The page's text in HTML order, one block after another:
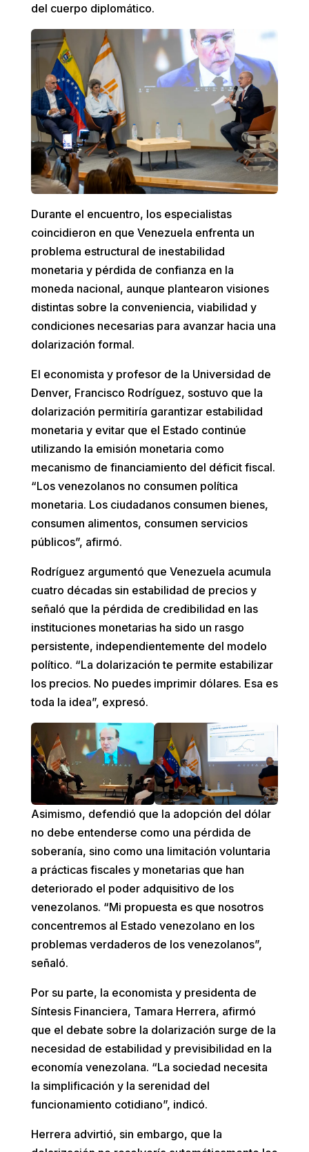
del cuerpo diplomático.
Durante el encuentro, los especialistas
coincidieron en que Venezuela enfrenta un
problema estructural de inestabilidad
monetaria y pérdida de confianza en la
moneda nacional, aunque plantearon visiones
distintas sobre la conveniencia, viabilidad y
condiciones necesarias para avanzar hacia una
dolarización formal.
El economista y profesor de la Universidad de
Denver, Francisco Rodríguez, sostuvo que la
dolarización permitiría garantizar estabilidad
monetaria y evitar que el Estado continúe
utilizando la emisión monetaria como
mecanismo de financiamiento del déficit fiscal.
“Los venezolanos no consumen política
monetaria. Los ciudadanos consumen bienes,
consumen alimentos, consumen servicios
públicos”, afirmó.
Rodríguez argumentó que Venezuela acumula
cuatro décadas sin estabilidad de precios y
señaló que la pérdida de credibilidad en las
instituciones monetarias ha sido un rasgo
persistente, independientemente del modelo
político. “La dolarización te permite estabilizar
los precios. No puedes imprimir dólares. Esa es
toda la idea”, expresó.
Asimismo, defendió que la adopción del dólar
no debe entenderse como una pérdida de
soberanía, sino como una limitación voluntaria
a prácticas fiscales y monetarias que han
deteriorado el poder adquisitivo de los
venezolanos. “Mi propuesta es que nosotros
concentremos al Estado venezolano en los
problemas verdaderos de los venezolanos”,
señaló.
Por su parte, la economista y presidenta de
Síntesis Financiera, Tamara Herrera, afirmó
que el debate sobre la dolarización surge de la
necesidad de estabilidad y previsibilidad en la
economía venezolana. “La sociedad necesita
la simplificación y la serenidad del
funcionamiento cotidiano”, indicó.
Herrera advirtió, sin embargo, que la